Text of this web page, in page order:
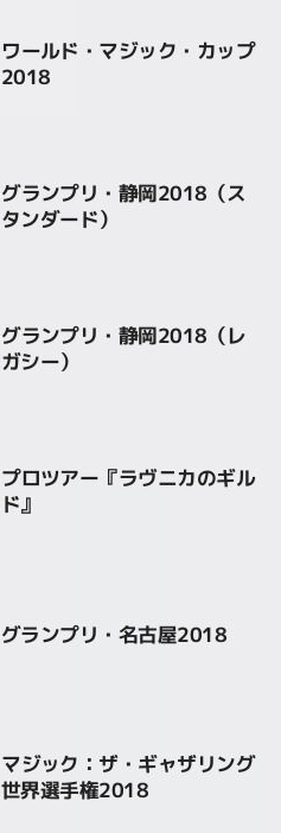
ワールド・マジック・カップ
2018
グランプリ・静岡2018（ス
タンダード）
グランプリ・静岡2018（レ
ガシー）
プロツアー『ラヴニカのギル
ド』
グランプリ・名古屋2018
マジック：ザ・ギャザリング
世界選手権2018